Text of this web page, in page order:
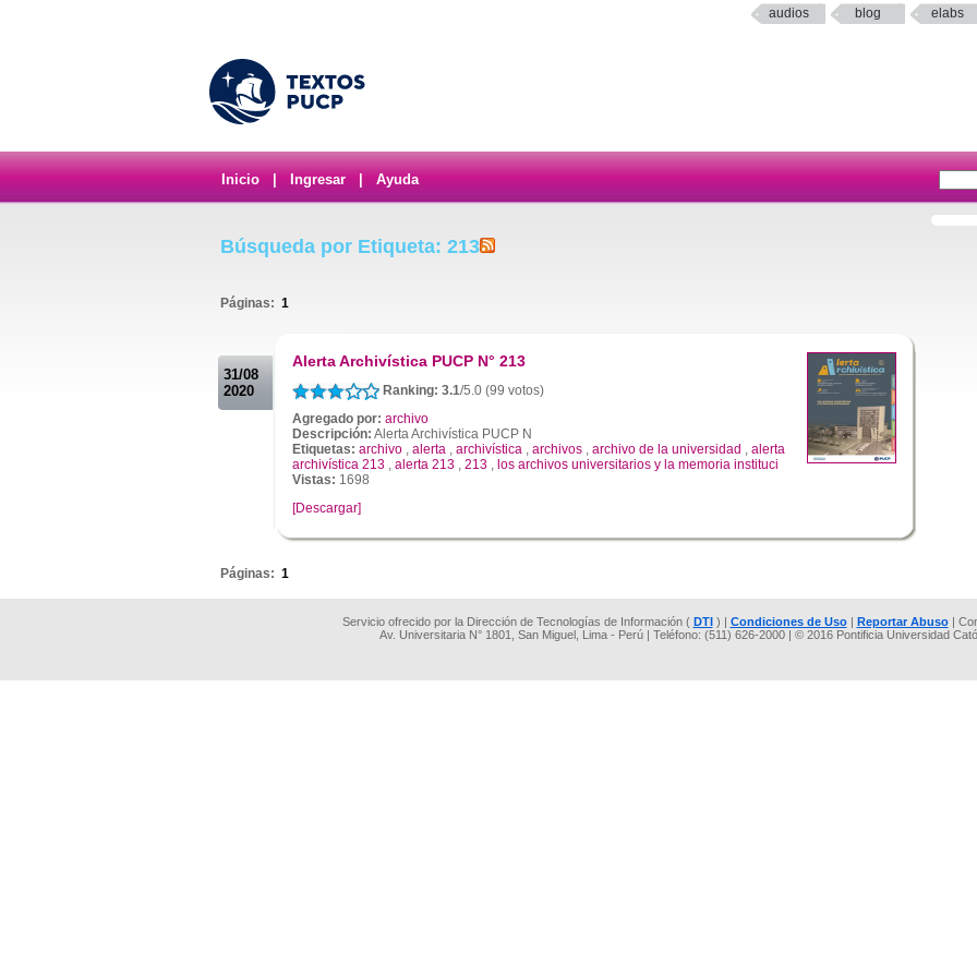
audios blog elabs
Inicio Ingresar Ayuda
Búsqueda por Etiqueta: 213
Páginas: 1
31/08
2020
Alerta Archivística PUCP N° 213
Ranking: 3.1/5.0 (99 votos)
Agregado por: archivo
Descripción: Alerta Archivística PUCP N
Etiquetas: archivo , alerta , archivística , archivos , archivo de la universidad , alerta
archivística 213 , alerta 213 , 213 , los archivos universitarios y la memoria instituci
Vistas: 1698
[Descargar]
Páginas: 1
Servicio ofrecido por la Dirección de Tecnologías de Información ( DTI) | Condiciones de Uso| Reportar Abuso|
Av. Universitaria N° 1801, San Miguel, Lima - Perú | Teléfono: (511) 626-2000 | © 2016 Pontificia Universidad